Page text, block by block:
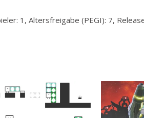
1, Altersfreigabe (PEGI): 7,